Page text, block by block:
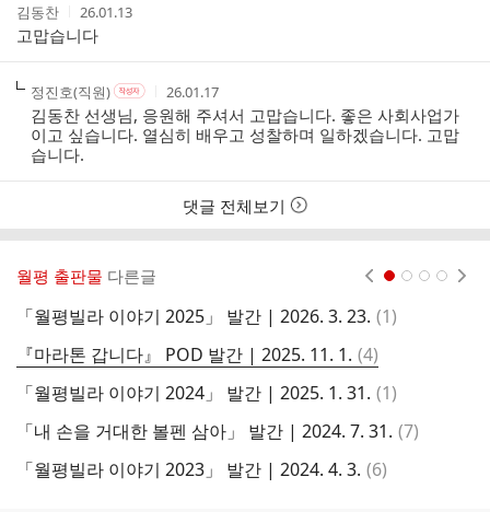
작
성
자
김동찬
작
성
시
간
26.01.13
고맙습니다
작
성
자
정진호(직원)작
성
자
본
여
작
성
자
작
성
시
간
26.01.17
김동찬 선생님, 응원해 주셔서 고맙습니다. 좋은 사회사업가
이고 싶습니다. 열심히 배우고 성찰하며 일하겠습니다. 고맙
습니다.
댓글 전체보기
월평 출판물 다른글
「월평빌라 이야기 2025」 발간 | 2026. 3. 23. 댓
(1)
『마라톤 갑니다』 POD 발간 | 2025. 11. 1. 댓
글
(4)
「월평빌라 이야기 2024」 발간 | 2025. 1. 31. 댓
(1)
「내 손을 거대한 볼펜 삼아」 발간 | 2024. 7. 31. 댓
(7)
「월평빌라 이야기 2023」 발간 | 2024. 4. 3. 댓
(6)